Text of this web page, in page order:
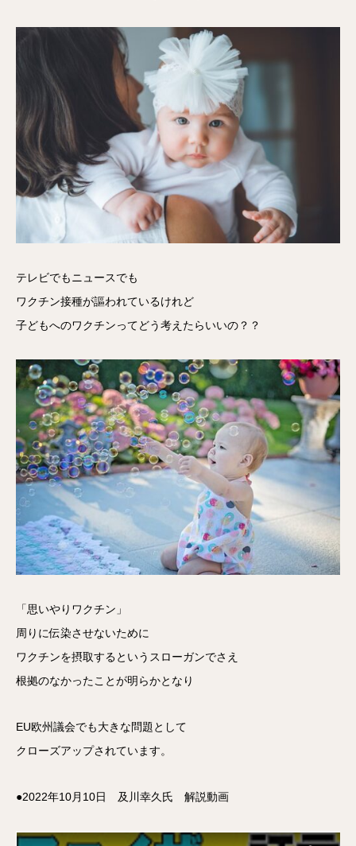
テレビでもニュースでも
ワクチン接種が謳われているけれど
子どもへのワクチンってどう考えたらいいの？？
「思いやりワクチン」
周りに伝染させないために
ワクチンを摂取するというスローガンでさえ
根拠のなかったことが明らかとなり
EU欧州議会でも大きな問題として
クローズアップされています。
●2022年10月10日 及川幸久氏 解説動画